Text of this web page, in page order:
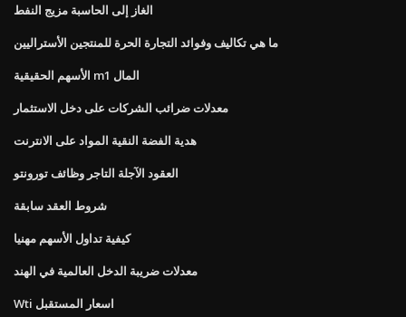
الغاز إلى الحاسبة مزيج النفط
ما هي تكاليف وفوائد التجارة الحرة للمنتجين الأستراليين
الأسهم الحقيقية m1 المال
معدلات ضرائب الشركات على دخل الاستثمار
هدية الفضة النقية المواد على الانترنت
العقود الآجلة التاجر وظائف تورونتو
شروط العقد سابقة
كيفية تداول الأسهم مهنيا
معدلات ضريبة الدخل العالمية في الهند
Wti اسعار المستقبل